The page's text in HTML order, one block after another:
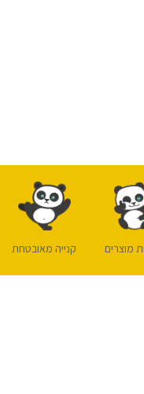
מוצרים קנייה מאובטחת